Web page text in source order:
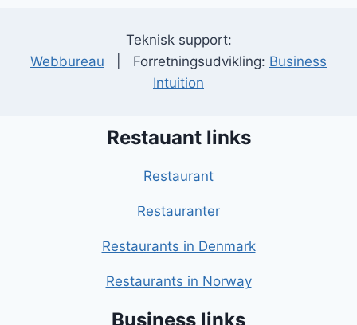
Teknisk support:
Webbureau | Forretningsudvikling: Business
Intuition
Restauant links
Restaurant
Restauranter
Restaurants in Denmark
Restaurants in Norway
Business links